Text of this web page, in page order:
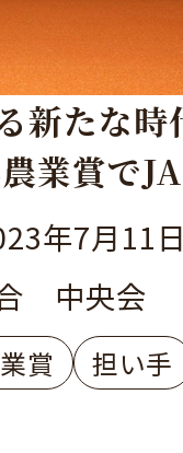
新たな時
業賞で
！～
年7月11
中央会
賞
担い手